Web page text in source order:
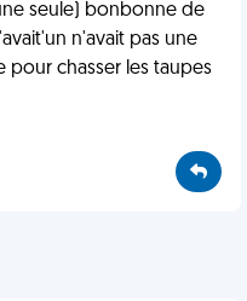
seule) bonbonne de
n'avait pas une
pour chasser les taupes